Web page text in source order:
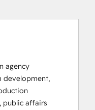
agency
development,
public affairs